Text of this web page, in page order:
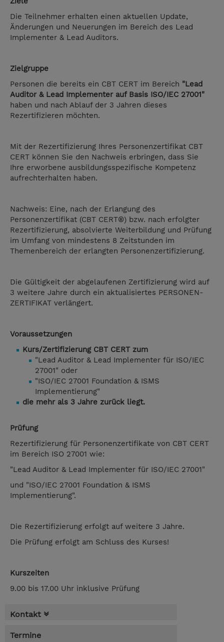
Die Teilnehmer erhalten einen aktuellen Update,
Änderungen und Neuerungen im Bereich des Lead
Implementer & Lead Auditors.
Zielgruppe
Personen die bereits ein CBT CERT im Bereich "Lead
Auditor & Lead Implementer auf Basis ISO/IEC 27001"
haben und nach Ablauf der 3 Jahren dieses
Rezertifizieren möchten.
Mit der Rezertifizierung Ihres Personenzertifikat CBT
CERT können Sie den Nachweis erbringen, dass Sie
Ihre erworbene ausbildungsspezifische Kompetenz
aufrechterhalten haben.
Nachweis: Eine, nach der Erlangung des
Personenzertifikat (CBT CERT®) bzw. nach erfolgter
Rezertifizierung, absolvierte Weiterbildung und Prüfung
im Umfang von mindestens 8 Zeitstunden im
Themenbereich der erlangten Personenzertifizierung.
Die Gültigkeit der abgelaufenen Zertifizierung wird auf
3 weitere Jahre durch ein aktualisiertes PERSONEN-
ZERTIFIKAT verlängert.
Voraussetzungen
Kurs/Zertifizierung CBT CERT zum
"Lead Auditor & Lead Implementer für ISO/IEC
27001" oder
"ISO/IEC 27001 Foundation & ISMS
Implementierung"
die mehr als 3 Jahre zurück liegt.
Prüfung
Rezertifizierung für Personenzertifikate von CBT CERT
im Bereich ISO 27001 wie:
"Lead Auditor & Lead Implementer für ISO/IEC 27001"
und "ISO/IEC 27001 Foundation & ISMS
Implementierung".
Die Rezertifizierung erfolgt auf weitere 3 Jahre.
Die Prüfung erfolgt am Schluss des Kurses!
Kurszeiten
9.00 bis 17.00 Uhr inklusive Prüfung
Kontakt
Termine